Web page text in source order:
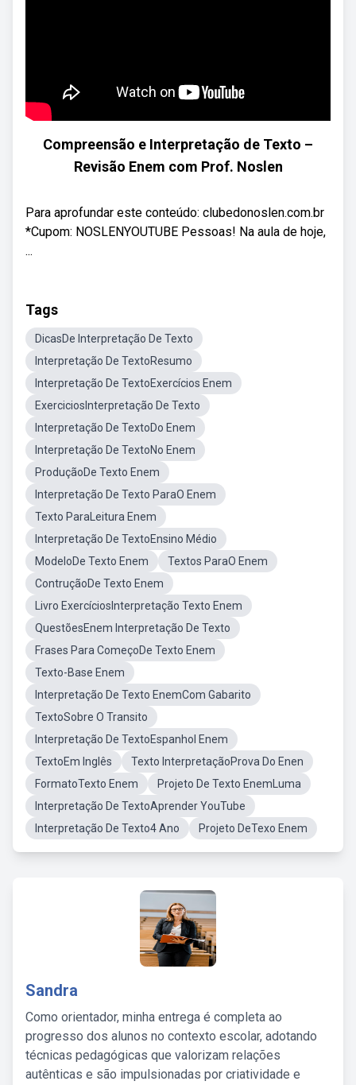
Compreensão e Interpretação de Texto –
Revisão Enem com Prof. Noslen
Para aprofundar este conteúdo: clubedonoslen.com.br
*Cupom: NOSLENYOUTUBE Pessoas! Na aula de hoje,
...
Tags
DicasDe Interpretação De Texto
Interpretação De TextoResumo
Interpretação De TextoExercícios Enem
ExerciciosInterpretação De Texto
Interpretação De TextoDo Enem
Interpretação De TextoNo Enem
ProduçãoDe Texto Enem
Interpretação De Texto ParaO Enem
Texto ParaLeitura Enem
Interpretação De TextoEnsino Médio
ModeloDe Texto Enem
Textos ParaO Enem
ContruçãoDe Texto Enem
Livro ExercíciosInterpretação Texto Enem
QuestõesEnem Interpretação De Texto
Frases Para ComeçoDe Texto Enem
Texto-Base Enem
Interpretação De Texto EnemCom Gabarito
TextoSobre O Transito
Interpretação De TextoEspanhol Enem
TextoEm Inglês
Texto InterpretaçãoProva Do Enen
FormatoTexto Enem
Projeto De Texto EnemLuma
Interpretação De TextoAprender YouTube
Interpretação De Texto4 Ano
Projeto DeTexo Enem
Sandra
Como orientador, minha entrega é completa ao
progresso dos alunos no contexto escolar, adotando
técnicas pedagógicas que valorizam relações
autênticas e são impulsionadas por criatividade e